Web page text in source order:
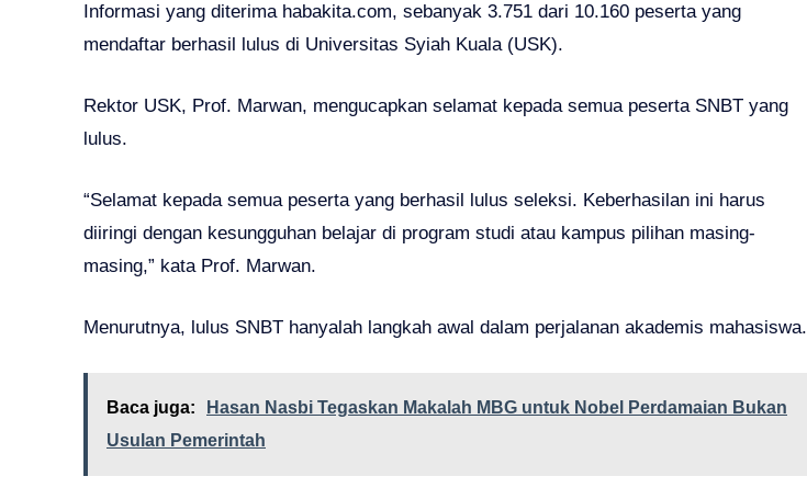
Informasi yang diterima habakita.com, sebanyak 3.751 dari 10.160 peserta yang
mendaftar berhasil lulus di Universitas Syiah Kuala (USK).
Rektor USK, Prof. Marwan, mengucapkan selamat kepada semua peserta SNBT yang
lulus.
“Selamat kepada semua peserta yang berhasil lulus seleksi. Keberhasilan ini harus
diiringi dengan kesungguhan belajar di program studi atau kampus pilihan masing-
masing,” kata Prof. Marwan.
Menurutnya, lulus SNBT hanyalah langkah awal dalam perjalanan akademis mahasiswa.
Baca juga:
Hasan Nasbi Tegaskan Makalah MBG untuk Nobel Perdamaian Bukan
Usulan Pemerintah